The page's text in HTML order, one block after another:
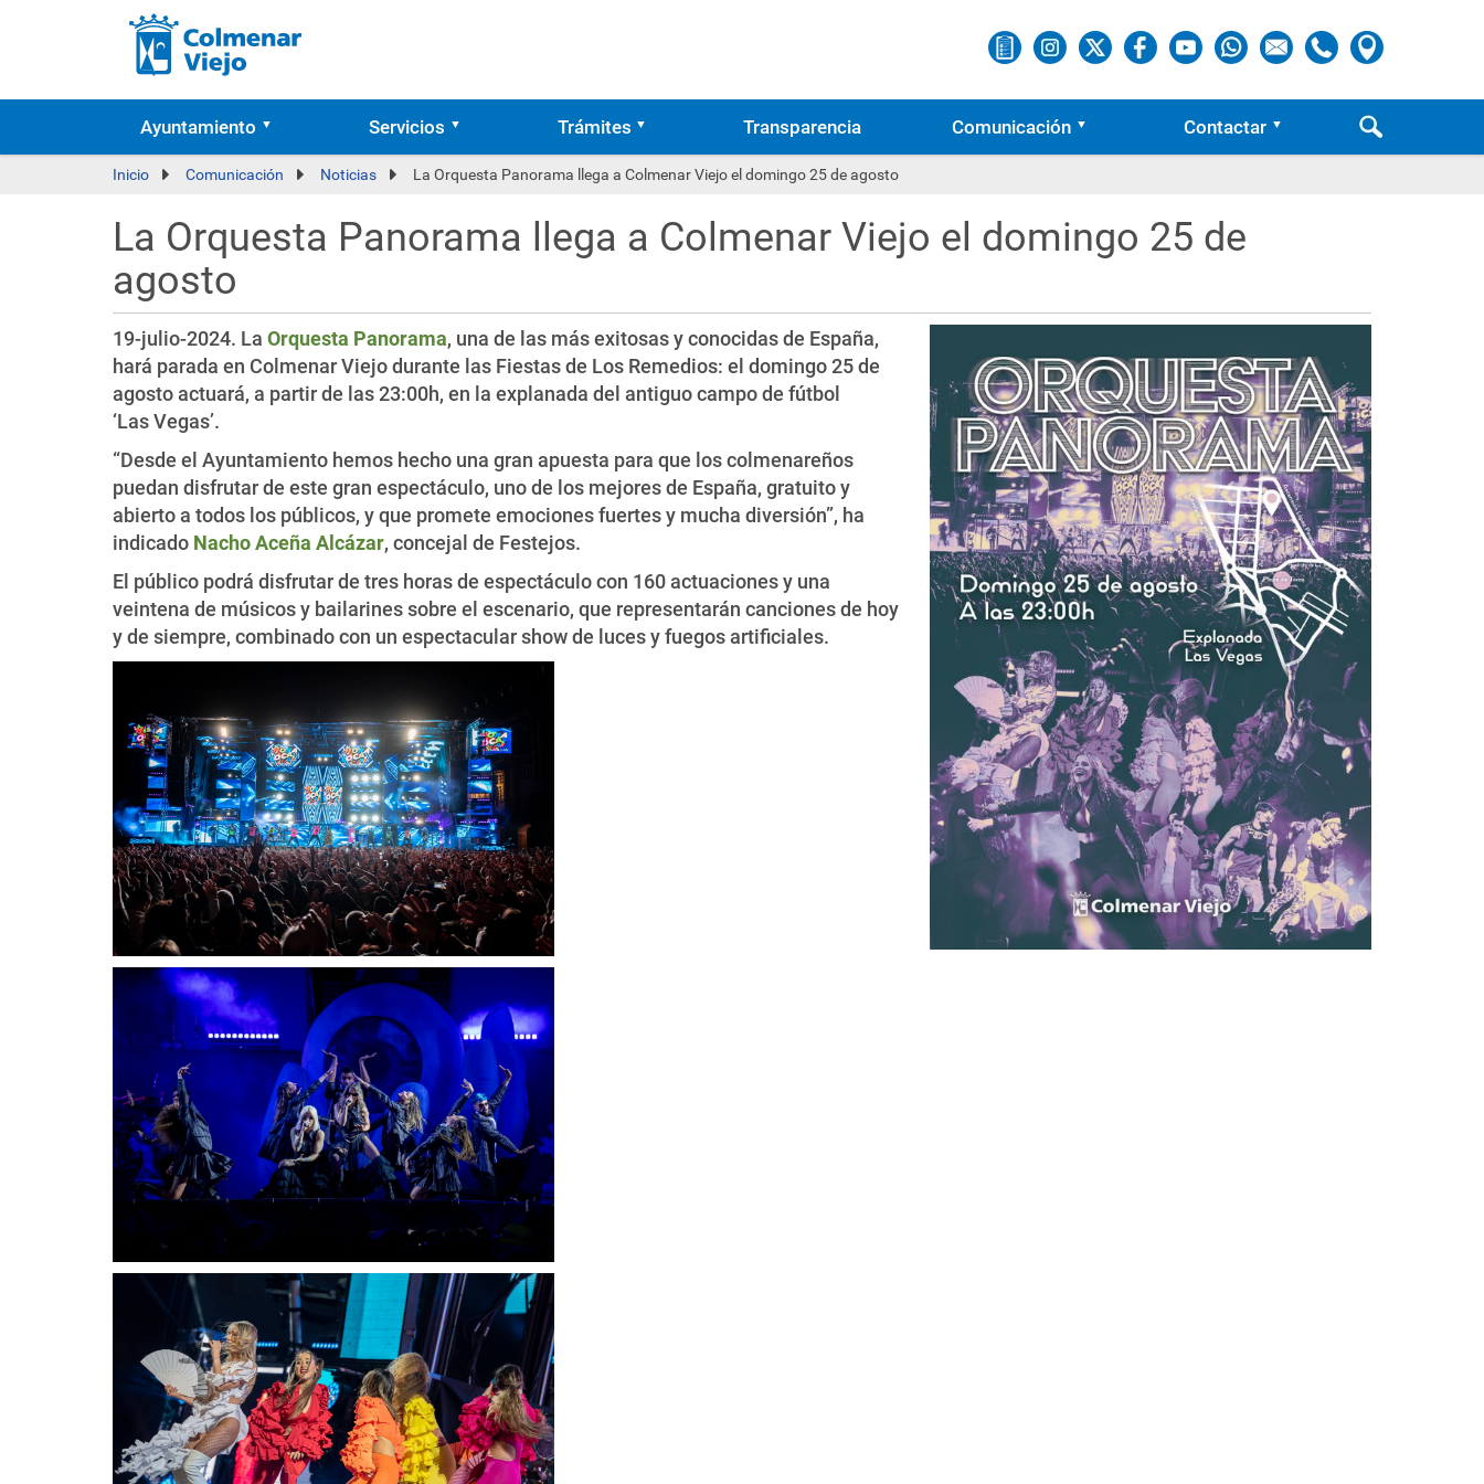
Ayuntamiento Servicios Trámites Transparencia Comunicación Contactar
Inicio Comunicación Noticias La Orquesta Panorama llega a Colmenar Viejo el domingo 25 de agosto
La Orquesta Panorama llega a Colmenar Viejo el domingo 25 de
agosto
19-julio-2024. La Orquesta Panorama, una de las más exitosas y conocidas de España,
hará parada en Colmenar Viejo durante las Fiestas de Los Remedios: el domingo 25 de
agosto actuará, a partir de las 23:00h, en la explanada del antiguo campo de fútbol
‘Las Vegas’.
“Desde el Ayuntamiento hemos hecho una gran apuesta para que los colmenareños
puedan disfrutar de este gran espectáculo, uno de los mejores de España, gratuito y
abierto a todos los públicos, y que promete emociones fuertes y mucha diversión”, ha
indicado Nacho Aceña Alcázar, concejal de Festejos.
El público podrá disfrutar de tres horas de espectáculo con 160 actuaciones y una
veintena de músicos y bailarines sobre el escenario, que representarán canciones de hoy
y de siempre, combinado con un espectacular show de luces y fuegos artificiales.